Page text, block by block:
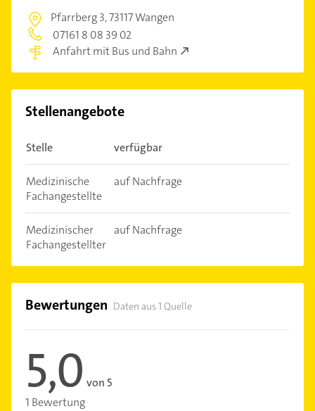
Pfarrberg 3,73117 Wangen
07161 8 08 39 02
Anfahrt mit Bus und Bahn
Stellenangebote
Stelle verfügbar
Medizinische
Fachangestellte
auf Nachfrage
Medizinischer
Fachangestellter
auf Nachfrage
Bewertungen Daten aus 1 Quelle
5,0 von 5
1 Bewertung